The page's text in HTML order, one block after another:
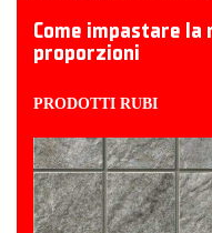
Come impastare la
proporzioni
PRODOTTI RUBI